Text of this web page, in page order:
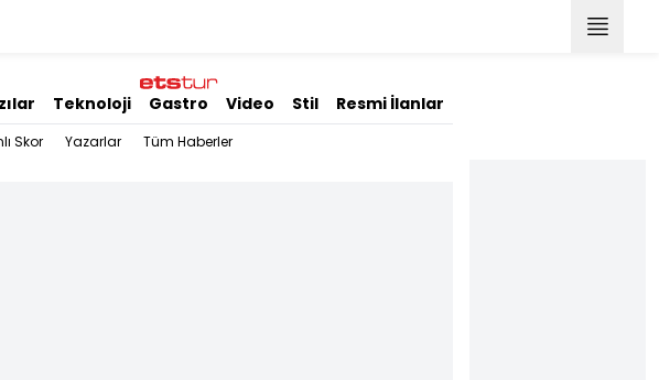
Teknoloji Gastro Video Stil Resmi İlanlar
Skor Yazarlar Tüm Haberler